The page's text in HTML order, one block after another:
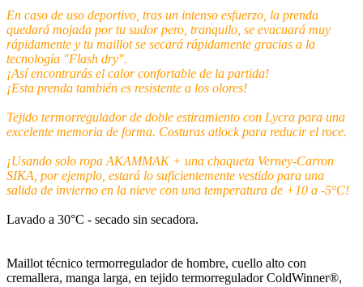
En caso de uso deportivo, tras un intenso esfuerzo, la prenda
quedará mojada por tu sudor pero, tranquilo, se evacuará muy
rápidamente y tu maillot se secará rápidamente gracias a la
tecnología "Flash dry".
¡Así encontrarás el calor confortable de la partida!
¡Esta prenda también es resistente a los olores!
Tejido termorregulador de doble estiramiento con Lycra para una
excelente memoria de forma. Costuras atlock para reducir el roce.
¡Usando solo ropa AKAMMAK + una chaqueta Verney-Carron
SIKA, por ejemplo, estará lo suficientemente vestido para una
salida de invierno en la nieve con una temperatura de +10 a -5°C!
Lavado a 30°C - secado sin secadora.
Maillot técnico termorregulador de hombre, cuello alto con
cremallera, manga larga, en tejido termorregulador ColdWinner®,